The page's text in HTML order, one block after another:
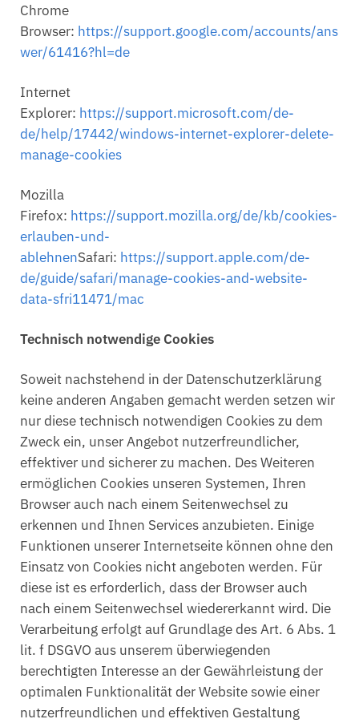
Chrome
Browser: https://support.google.com/accounts/ans
wer/61416?hl=de
Internet
Explorer: https://support.microsoft.com/de-
de/help/17442/windows-internet-explorer-delete-
manage-cookies
Mozilla
Firefox: https://support.mozilla.org/de/kb/cookies-
erlauben-und-
ablehnenSafari: https://support.apple.com/de-
de/guide/safari/manage-cookies-and-website-
data-sfri11471/mac
Technisch notwendige Cookies
Soweit nachstehend in der Datenschutzerklärung
keine anderen Angaben gemacht werden setzen wir
nur diese technisch notwendigen Cookies zu dem
Zweck ein, unser Angebot nutzerfreundlicher,
effektiver und sicherer zu machen. Des Weiteren
ermöglichen Cookies unseren Systemen, Ihren
Browser auch nach einem Seitenwechsel zu
erkennen und Ihnen Services anzubieten. Einige
Funktionen unserer Internetseite können ohne den
Einsatz von Cookies nicht angeboten werden. Für
diese ist es erforderlich, dass der Browser auch
nach einem Seitenwechsel wiedererkannt wird. Die
Verarbeitung erfolgt auf Grundlage des Art. 6 Abs. 1
lit. f DSGVO aus unserem überwiegenden
berechtigten Interesse an der Gewährleistung der
optimalen Funktionalität der Website sowie einer
nutzerfreundlichen und effektiven Gestaltung